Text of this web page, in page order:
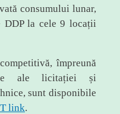
consumului lunar,
la cele 9 locații
împreună
ale licitației și
sunt disponibile
link.